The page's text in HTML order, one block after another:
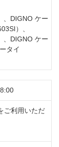
、DIGNO ケー
）、
、DIGNO ケー
タイ
ご利用いただ